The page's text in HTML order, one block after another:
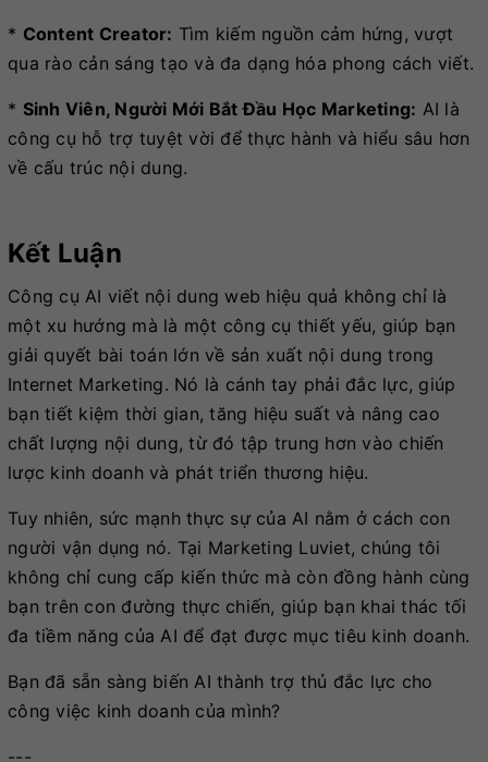
* Content Creator: Tìm kiếm nguồn cảm hứng, vượt
qua rào cản sáng tạo và đa dạng hóa phong cách viết.
* Sinh Viên, Người Mới Bắt Đầu Học Marketing: AI là
công cụ hỗ trợ tuyệt vời để thực hành và hiểu sâu hơn
về cấu trúc nội dung.
Kết Luận
Công cụ AI viết nội dung web hiệu quả không chỉ là
một xu hướng mà là một công cụ thiết yếu, giúp bạn
giải quyết bài toán lớn về sản xuất nội dung trong
Internet Marketing. Nó là cánh tay phải đắc lực, giúp
bạn tiết kiệm thời gian, tăng hiệu suất và nâng cao
chất lượng nội dung, từ đó tập trung hơn vào chiến
lược kinh doanh và phát triển thương hiệu.
Tuy nhiên, sức mạnh thực sự của AI nằm ở cách con
người vận dụng nó. Tại Marketing Luviet, chúng tôi
không chỉ cung cấp kiến thức mà còn đồng hành cùng
bạn trên con đường thực chiến, giúp bạn khai thác tối
đa tiềm năng của AI để đạt được mục tiêu kinh doanh.
Bạn đã sẵn sàng biến AI thành trợ thủ đắc lực cho
công việc kinh doanh của mình?
---